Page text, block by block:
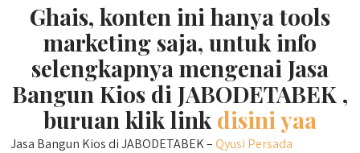
Ghais, konten ini hanya tools
marketing saja, untuk info
selengkapnya mengenai Jasa
Bangun Kios di JABODETABEK ,
buruan klik link disini yaa
Jasa Bangun Kios di JABODETABEK –Qyusi Persada